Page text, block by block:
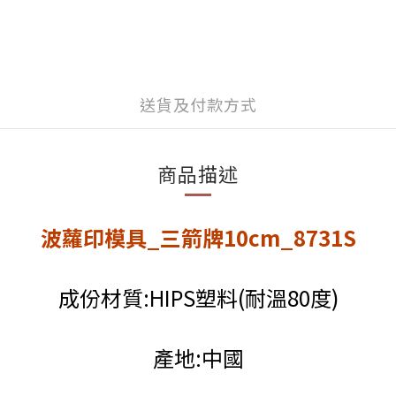
送貨及付款方式
商品描述
波蘿印模具_三箭牌10cm_8731S
成份材質:HIPS塑料(耐溫80度)
產地:中國